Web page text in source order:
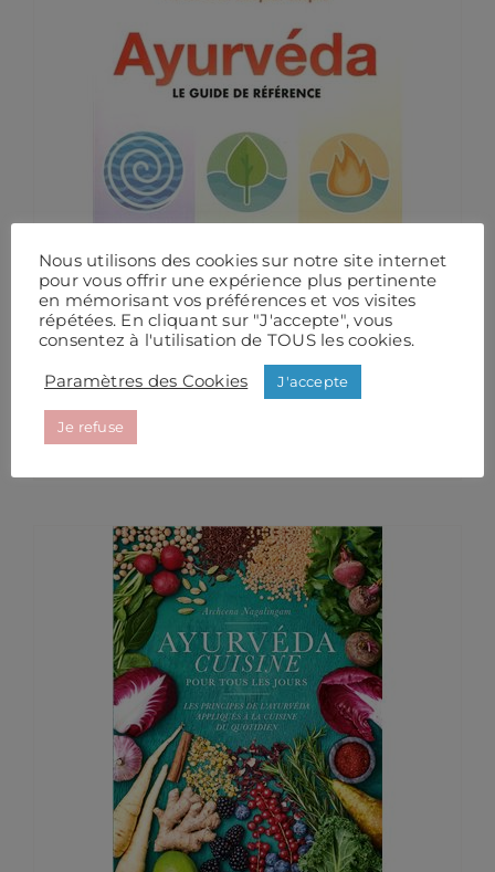
Ayurveda – Le guide de référence.
Sahara Rose Ketabi
22,00€
Nous utilisons des cookies sur notre site internet
pour vous offrir une expérience plus pertinente
en mémorisant vos préférences et vos visites
répétées. En cliquant sur "J'accepte", vous
consentez à l'utilisation de TOUS les cookies.
Paramètres des Cookies J'accepte
Je refuse